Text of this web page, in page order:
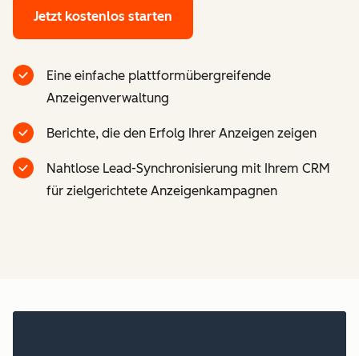
Jetzt kostenlos starten
Eine einfache plattformübergreifende
Anzeigenverwaltung
Berichte, die den Erfolg Ihrer Anzeigen zeigen
Nahtlose Lead-Synchronisierung mit Ihrem CRM
für zielgerichtete Anzeigenkampagnen